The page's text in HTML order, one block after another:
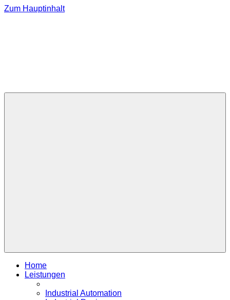
Zum Hauptinhalt
Home
Leistungen
Industrial Automation